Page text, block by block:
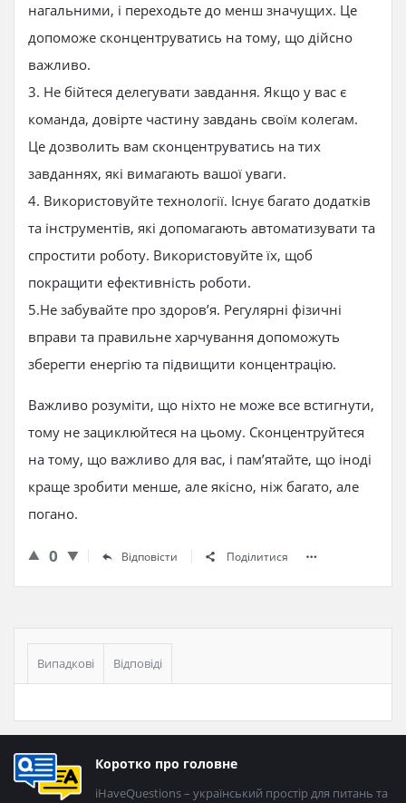
нагальними, і переходьте до менш значущих. Це
допоможе сконцентруватись на тому, що дійсно
важливо.
3. Не бійтеся делегувати завдання. Якщо у вас є
команда, довірте частину завдань своїм колегам.
Це дозволить вам сконцентруватись на тих
завданнях, які вимагають вашої уваги.
4. Використовуйте технології. Існує багато додатків
та інструментів, які допомагають автоматизувати та
спростити роботу. Використовуйте їх, щоб
покращити ефективність роботи.
5.Не забувайте про здоров’я. Регулярні фізичні
вправи та правильне харчування допоможуть
зберегти енергію та підвищити концентрацію.
Важливо розуміти, що ніхто не може все встигнути,
тому не зациклюйтеся на цьому. Сконцентруйтеся
на тому, що важливо для вас, і пам’ятайте, що іноді
краще зробити менше, але якісно, ніж багато, але
погано.
0 Відповісти Поділитися
Бічна
панель
Випадкові Відповіді
Нижній
колонтитул
Коротко про головне
iHaveQuestions – український простір для питань та